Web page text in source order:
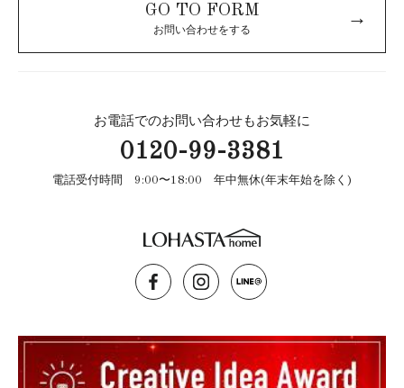
GO TO FORM
お問い合わせをする
→
お電話でのお問い合わせもお気軽に
0120-99-3381
電話受付時間 9:00〜18:00 年中無休(年末年始を除く)